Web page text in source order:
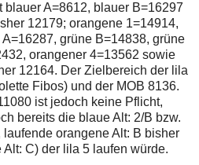
A=8612, blauer B=16297
12179; orangene 1=14914,
grüne B=14838, grüne
orangener 4=13562 sowie
12164. Der Zielbereich der lila
Fibos) und der MOB 8136.
ist jedoch keine Pflicht,
bereits die blaue Alt: 2/B bzw.
orangene Alt: B bisher
C) der lila 5 laufen würde.